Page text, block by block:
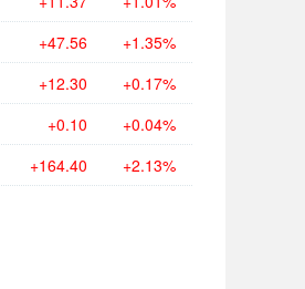
+47.56 +1.35%
+12.30 +0.17%
+0.10 +0.04%
+164.40 +2.13%